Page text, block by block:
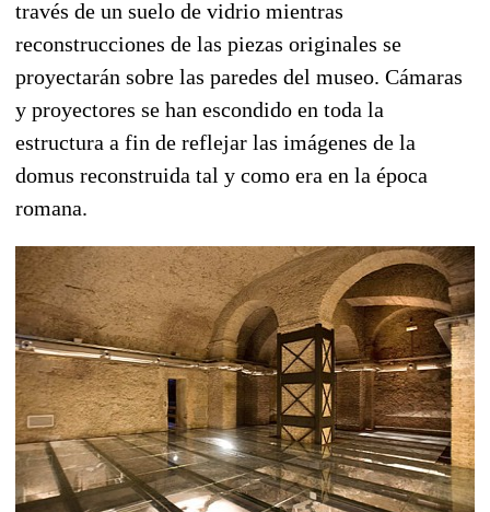
través de un suelo de vidrio mientras
reconstrucciones de las piezas originales se
proyectarán sobre las paredes del museo. Cámaras
y proyectores se han escondido en toda la
estructura a fin de reflejar las imágenes de la
domus reconstruida tal y como era en la época
romana.